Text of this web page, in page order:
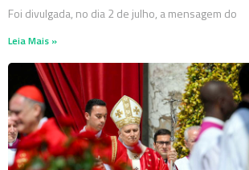
Foi divulgada, no dia 2 de julho, a mensagem do
Leia Mais »